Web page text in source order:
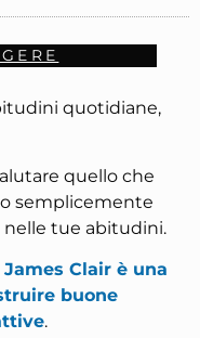
quotidiane,
quello che
semplicemente
tue abitudini.
Clair è una
buone
.